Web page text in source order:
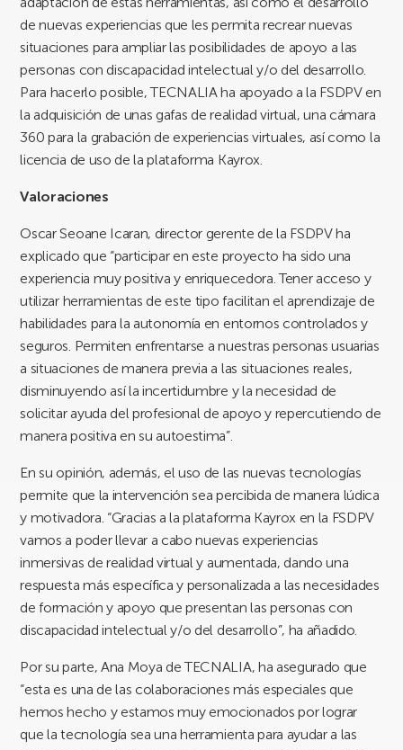
de nuevas experiencias que les permita recrear nuevas
situaciones para ampliar las posibilidades de apoyo a las
personas con discapacidad intelectual y/o del desarrollo.
Para hacerlo posible, TECNALIA ha apoyado a la FSDPV en
la adquisición de unas gafas de realidad virtual, una cámara
360 para la grabación de experiencias virtuales, así como la
licencia de uso de la plataforma Kayrox.
Valoraciones
Oscar Seoane Icaran, director gerente de la FSDPV ha
explicado que “participar en este proyecto ha sido una
experiencia muy positiva y enriquecedora. Tener acceso y
utilizar herramientas de este tipo facilitan el aprendizaje de
habilidades para la autonomía en entornos controlados y
seguros. Permiten enfrentarse a nuestras personas usuarias
a situaciones de manera previa a las situaciones reales,
disminuyendo así la incertidumbre y la necesidad de
solicitar ayuda del profesional de apoyo y repercutiendo de
manera positiva en su autoestima”.
En su opinión, además, el uso de las nuevas tecnologías
permite que la intervención sea percibida de manera lúdica
y motivadora. “Gracias a la plataforma Kayrox en la FSDPV
vamos a poder llevar a cabo nuevas experiencias
inmersivas de realidad virtual y aumentada, dando una
respuesta más específica y personalizada a las necesidades
de formación y apoyo que presentan las personas con
discapacidad intelectual y/o del desarrollo”, ha añadido.
Por su parte, Ana Moya de TECNALIA, ha asegurado que
“esta es una de las colaboraciones más especiales que
hemos hecho y estamos muy emocionados por lograr
que la tecnología sea una herramienta para ayudar a las